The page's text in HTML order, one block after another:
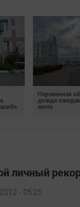
Переменная
дожди
июля
личный
- 05:25